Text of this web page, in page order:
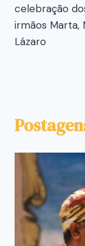
celebração
irmãos Marta,
Lázaro